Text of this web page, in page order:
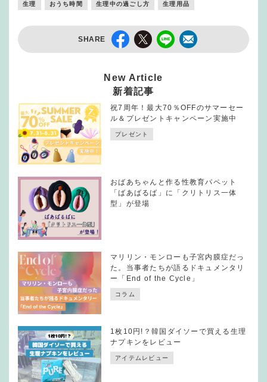
生理 おうち時間 生理中の過ごし方 生理用品
SHARE
New Article
新着記事
祝7周年！最大70％OFFのサマーセー
ル＆プレゼントキャンペーン実施中
プレゼント
おばあちゃんと作る性教育パペット
「ばあばるば」に「クリトリス一体
型」が登場
マリリン・モンローも子宮内膜症だっ
た。当事者たちが語るドキュメンタリ
ー「End of the Cycle」
コラム
1枚10円!？韓国ダイソーで買える生理
ナプキンをレビュー
アイテムレビュー